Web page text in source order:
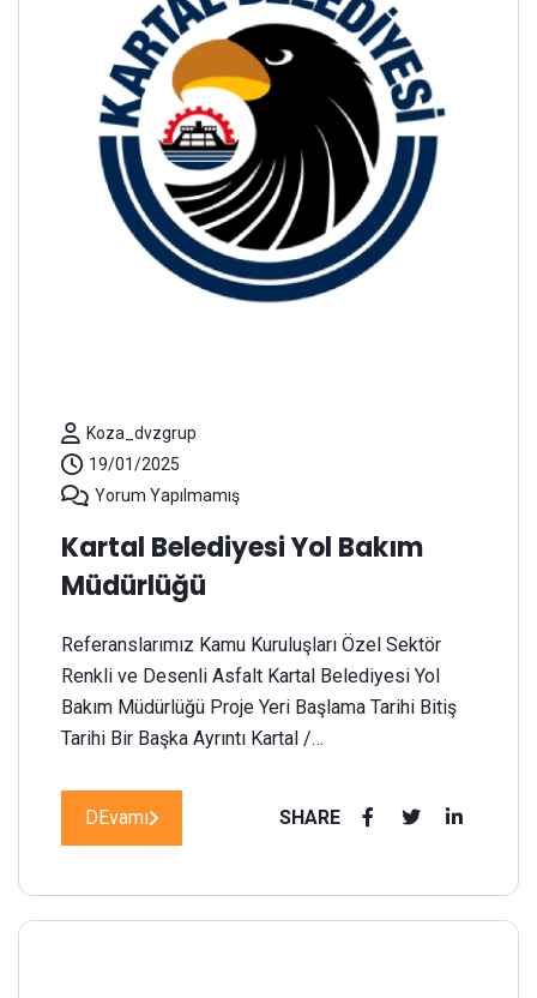
Koza_dvzgrup
19/01/2025
Yorum Yapılmamış
Kartal Belediyesi Yol Bakım
Müdürlüğü
Referanslarımız Kamu Kuruluşları Özel Sektör
Renkli ve Desenli Asfalt Kartal Belediyesi Yol
Bakım Müdürlüğü Proje Yeri Başlama Tarihi Bitiş
Tarihi Bir Başka Ayrıntı Kartal /…
DEvamı SHARE